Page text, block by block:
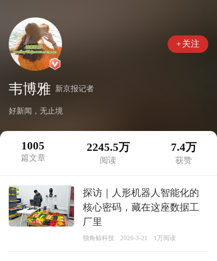
+关注
韦博雅 新京报记者
好新闻，无止境
1005
篇文章
2245.5万
阅读
7.4万
获赞
探访｜人形机器人智能化的
核心密码，藏在这座数据工
厂里
独角鲸科技 2026-3-21 1万阅读